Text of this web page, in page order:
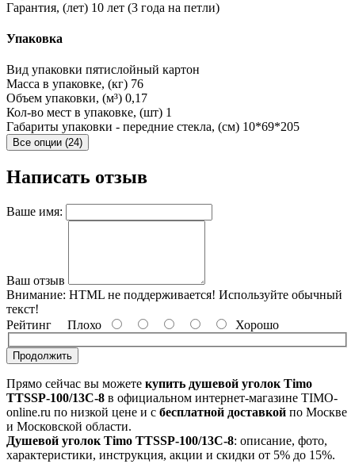
Гарантия, (лет) 10 лет (3 года на петли)
Упаковка
Вид упаковки пятислойный картон
Масса в упаковке, (кг) 76
Объем упаковки, (м³) 0,17
Кол-во мест в упаковке, (шт) 1
Габариты упаковки - передние стекла, (см) 10*69*205
Все опции (24)
Написать отзыв
Ваше имя:
Ваш отзыв
Внимание: HTML не поддерживается! Используйте обычный
текст!
Рейтинг Плохо Хорошо
Продолжить
Прямо сейчас вы можете купить душевой уголок Timo
TTSSP-100/13C-8 в официальном интернет-магазине TIMO-
online.ru по низкой цене и с бесплатной доставкой по Москве
и Московской области.
Душевой уголок Timo TTSSP-100/13C-8: описание, фото,
характеристики, инструкция, акции и скидки от 5% до 15%.